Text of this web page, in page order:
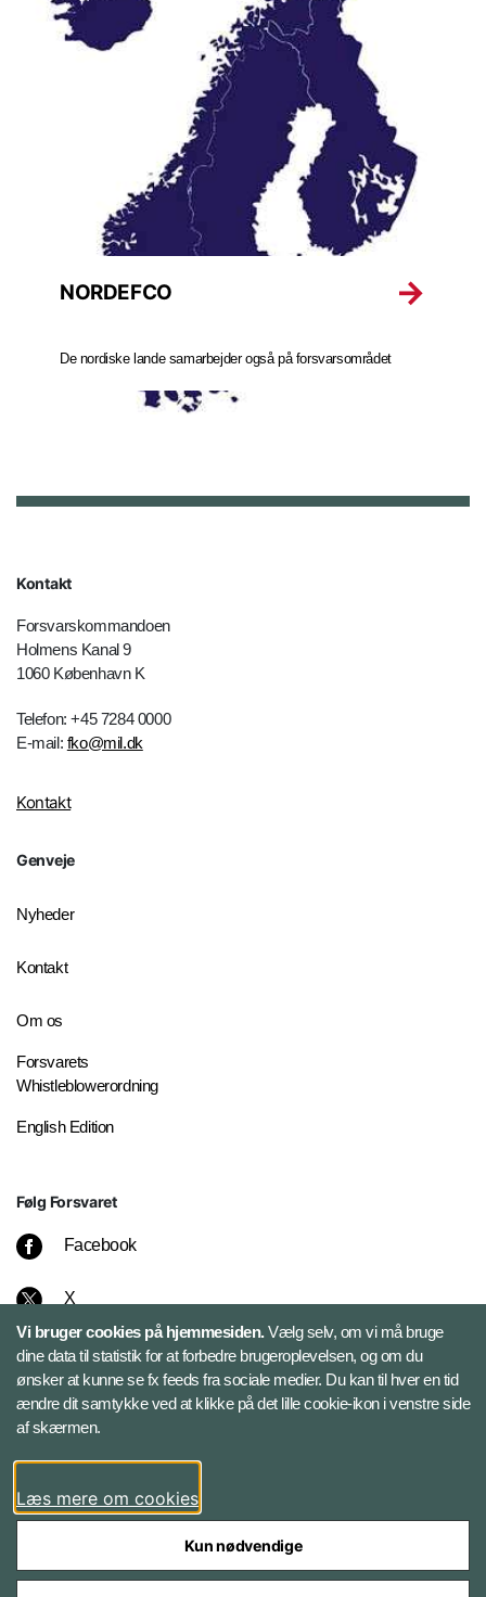
NORDEFCO
De nordiske lande samarbejder også på forsvarsområdet
Kontakt
Forsvarskommandoen
Holmens Kanal 9
1060 København K
Telefon: +45 7284 0000
E-mail: fko@mil.dk
Kontakt
Genveje
Nyheder
Kontakt
Om os
Forsvarets
Whistleblowerordning
English Edition
Følg Forsvaret
Facebook
X
Instagram
Bluesky
LinkedIn
Vi bruger cookies på hjemmesiden.Vælg selv, om vi må bruge
dine data til statistik for at forbedre brugeroplevelsen, og om du
ønsker at kunne se fx feeds fra sociale medier. Du kan til hver en tid
ændre dit samtykke ved at klikke på det lille cookie-ikon i venstre side
af skærmen.
Læs mere om cookies
Kun nødvendige